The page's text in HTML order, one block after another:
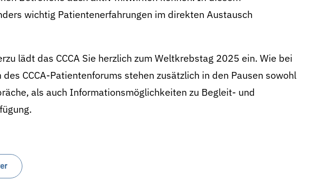
wichtig Patientenerfahrungen im direkten Austausch
lädt das CCCA Sie herzlich zum Weltkrebstag 2025 ein. Wie bei
CCCA-Patientenforums stehen zusätzlich in den Pausen sowohl
als auch Informationsmöglichkeiten zu Begleit- und